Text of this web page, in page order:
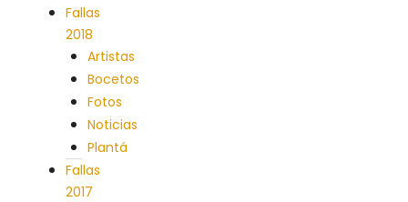
Fallas
2018
Artistas
Bocetos
Fotos
Noticias
Plantá
Fallas
2017